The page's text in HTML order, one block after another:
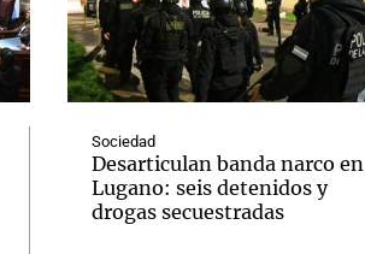
Sociedad
Desarticulan banda narco en
Lugano: seis detenidos y
drogas secuestradas